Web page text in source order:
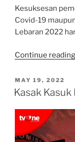
Kesuksesan
Covid-19
Lebaran 2022
Continue reading
POSTED
ON
MAY 19, 2022
Kasak